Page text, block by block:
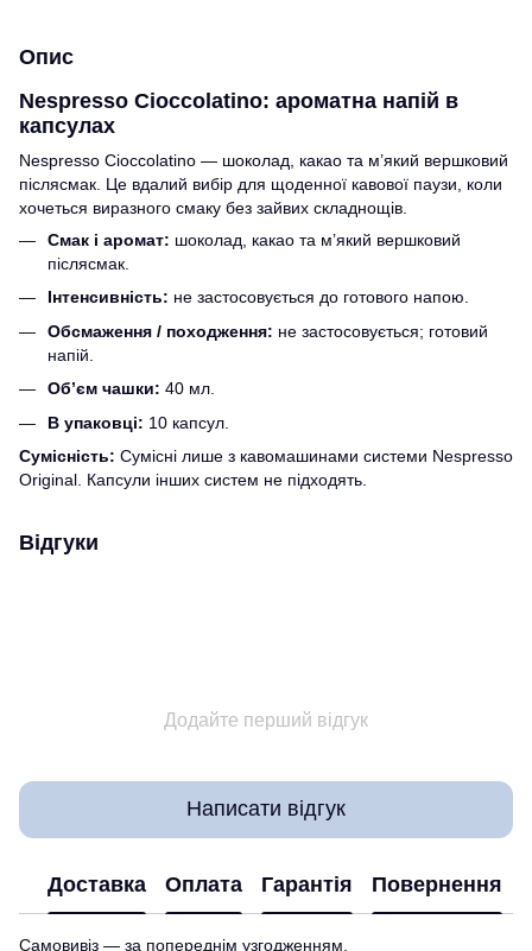
Опис
Nespresso Cioccolatino: ароматна напій в
капсулах
Nespresso Cioccolatino — шоколад, какао та м’який вершковий
післясмак. Це вдалий вибір для щоденної кавової паузи, коли
хочеться виразного смаку без зайвих складнощів.
Смак і аромат: шоколад, какао та м’який вершковий
післясмак.
Інтенсивність: не застосовується до готового напою.
Обсмаження / походження: не застосовується; готовий
напій.
Об’єм чашки: 40 мл.
В упаковці: 10 капсул.
Сумісність: Сумісні лише з кавомашинами системи Nespresso
Original. Капсули інших систем не підходять.
Відгуки
Додайте перший відгук
Написати відгук
Доставка Оплата Гарантія Повернення
Самовивіз — за попереднім узгодженням.